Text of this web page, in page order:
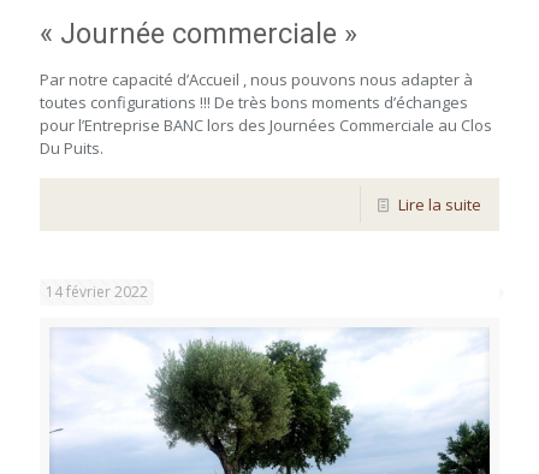
« Journée commerciale »
Par notre capacité d’Accueil , nous pouvons nous adapter à
toutes configurations !!! De très bons moments d’échanges
pour l’Entreprise BANC lors des Journées Commerciale au Clos
Du Puits.
Lire la suite
14 février 2022